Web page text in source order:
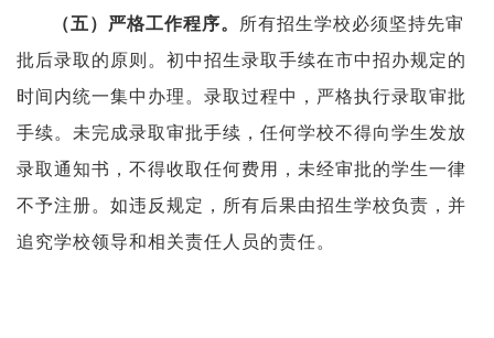
（五）严格工作程序。 所有招生学校必须坚持先审
批后录取的原则。初中招生录取手续在市中招办规定的
时间内统一集中办理。录取过程中，严格执行录取审批
手续。未完成录取审批手续，任何学校不得向学生发放
录取通知书，不得收取任何费用，未经审批的学生一律
不予注册。如违反规定，所有后果由招生学校负责，并
追究学校领导和相关责任人员的责任。